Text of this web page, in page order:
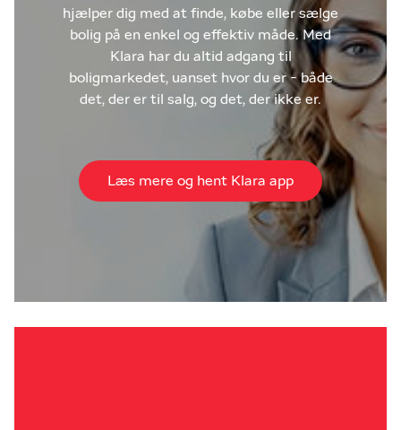
hjælper dig med at finde, købe eller sælge
bolig på en enkel og effektiv måde. Med
Klara har du altid adgang til
boligmarkedet, uanset hvor du er - både
det, der er til salg, og det, der ikke er.
Læs mere og hent Klara app